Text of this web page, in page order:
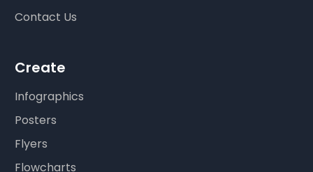
Contact Us
Create
Infographics
Posters
Flyers
Flowcharts